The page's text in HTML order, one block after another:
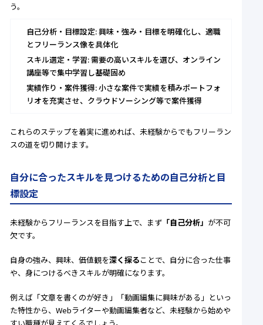
う。
自己分析・目標設定: 興味・強み・目標を明確化し、適職
とフリーランス像を具体化
スキル選定・学習: 需要の高いスキルを選び、オンライン
講座等で集中学習し基礎固め
実績作り・案件獲得: 小さな案件で実績を積みポートフォ
リオを充実させ、クラウドソーシング等で案件獲得
これらのステップを着実に進めれば、未経験からでもフリーラン
スの道を切り開けます。
自分に合ったスキルを見つけるための自己分析と目
標設定
未経験からフリーランスを目指す上で、まず 「自己分析」 が不可
欠です。
自身の強み、興味、価値観を深く探ることで、自分に合った仕事
や、身につけるべきスキルが明確になります。
例えば「文章を書くのが好き」「動画編集に興味がある」といっ
た特性から、Webライターや動画編集者など、未経験から始めや